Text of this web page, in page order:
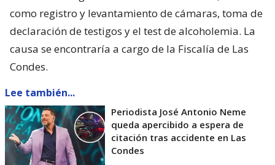
como registro y levantamiento de cámaras, toma de
declaración de testigos y el test de alcoholemia. La
causa se encontraría a cargo de la Fiscalía de Las
Condes.
Lee también...
Periodista José Antonio Neme
queda apercibido a espera de
citación tras accidente en Las
Condes